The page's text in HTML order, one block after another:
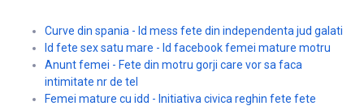
Curve din spania - Id mess fete din independenta jud galati
Id fete sex satu mare - Id facebook femei mature motru
Anunt femei - Fete din motru gorji care vor sa faca
intimitate nr de tel
Femei mature cu idd - Initiativa civica reghin fete fete